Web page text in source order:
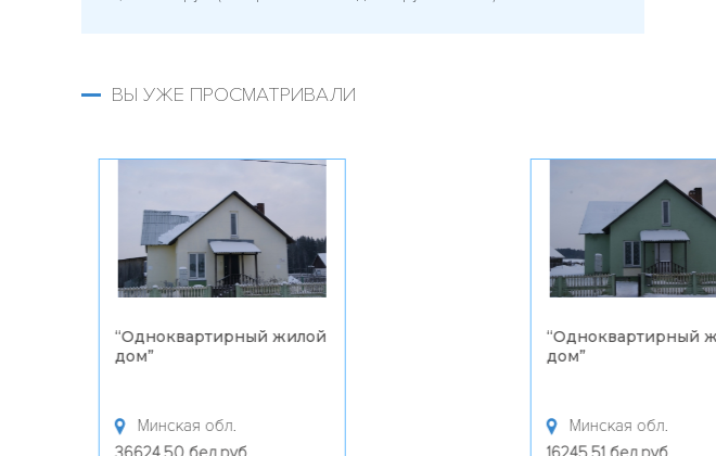
ВЫ УЖЕ ПРОСМАТРИВАЛИ
Одноквартирный жилой
дом”
Минская обл.
Одноквартирный
дом”
Минская обл.